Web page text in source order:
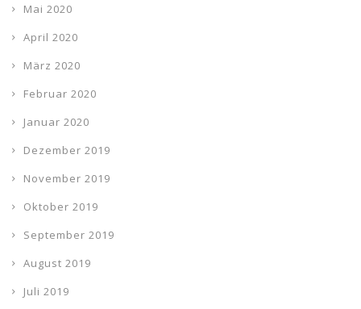
Mai 2020
April 2020
März 2020
Februar 2020
Januar 2020
Dezember 2019
November 2019
Oktober 2019
September 2019
August 2019
Juli 2019